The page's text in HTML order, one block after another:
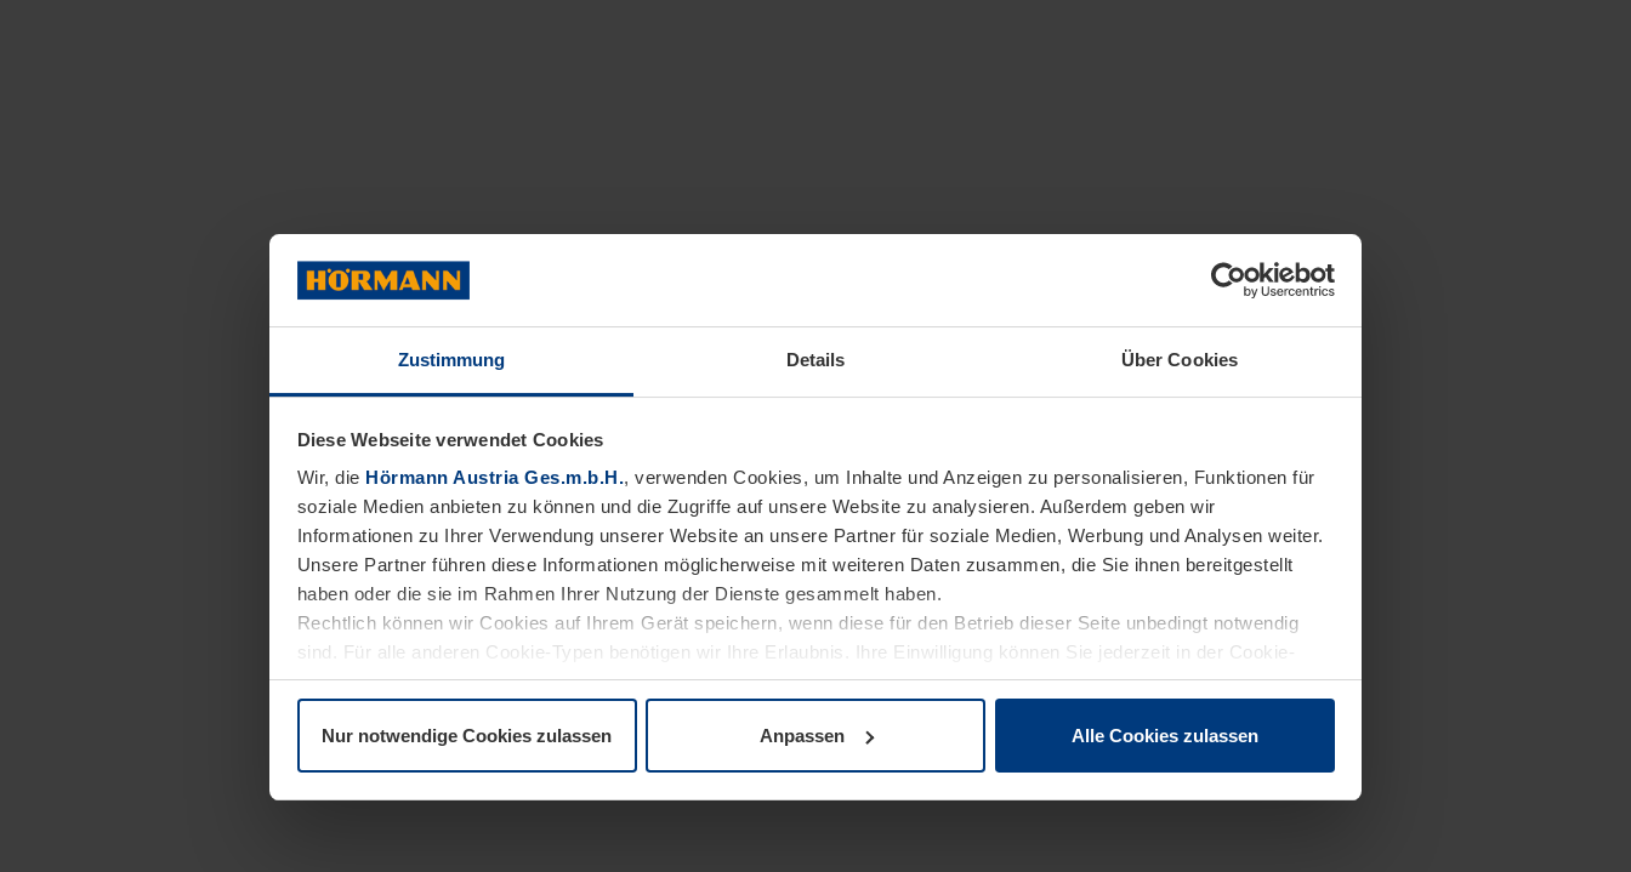
Zustimmung Details Über Cookies
Diese Webseite verwendet Cookies
Wir, die Hörmann Austria Ges.m.b.H., verwenden Cookies, um Inhalte und Anzeigen zu personalisieren, Funktionen für
soziale Medien anbieten zu können und die Zugriffe auf unsere Website zu analysieren. Außerdem geben wir
Informationen zu Ihrer Verwendung unserer Website an unsere Partner für soziale Medien, Werbung und Analysen weiter.
Unsere Partner führen diese Informationen möglicherweise mit weiteren Daten zusammen, die Sie ihnen bereitgestellt
haben oder die sie im Rahmen Ihrer Nutzung der Dienste gesammelt haben.
Rechtlich können wir Cookies auf Ihrem Gerät speichern, wenn diese für den Betrieb dieser Seite unbedingt notwendig
sind. Für alle anderen Cookie-Typen benötigen wir Ihre Erlaubnis. Ihre Einwilligung können Sie jederzeit in der Cookie-
Erläuterung auf der SeiteDatenschutzerklärungunserer Website ändern oder widerrufen.
Nur notwendige Cookies zulassen Anpassen Alle Cookies zulassen